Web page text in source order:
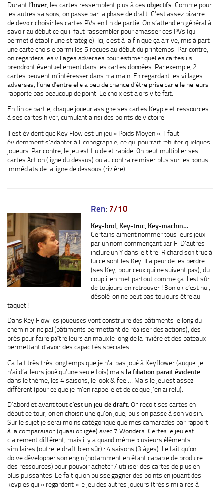
Durant l’hiver , les cartes ressemblent plus à des objectifs . Comme pour
les autres saisons, on passe par la phase de draft. C’est assez bizarre
de devoir choisir les cartes PVs en fin de partie. On s’attend en général à
savoir au début ce qu’il faut rassembler pour amasser des PVs (qui
permet d’établir une stratégie). Ici, c’est à la fin que ça arrive, mis à part
une carte choisie parmi les 5 reçues au début du printemps. Par contre,
on regardera les villages adverses pour estimer quelles cartes ils
prendront éventuellement dans les cartes données. Par exemple, 2
cartes peuvent m’intéresser dans ma main. En regardant les villages
adverses, l’une d’entre elle a peu de chance d’être prise car elle ne leurs
rapporte pas beaucoup de point. Le choix est alors vite fait.
En fin de partie, chaque joueur assigne ses cartes Keyple et ressources
à ses cartes hiver, cumulant ainsi des points de victoire
Il est évident que Key Flow est un jeu « Poids Moyen ». Il faut
évidemment s’adapter à l’iconographie, ce qui pourrait rebuter quelques
joueurs. Par contre, le jeu est fluide et rapide. On peut multiplier ses
cartes Action (ligne du dessus) ou au contraire miser plus sur les bonus
immédiats de la ligne de dessous (rivière).
Ren: 7/10
Key-brol, Key-truc, Key-machin…
Certains aiment nommer tous leurs jeux
par un nom commençant par F. D’autres
inclure un Y dans le titre. Richard son truc à
lui ce sont les Key. Il a peur de les perdre
(ses Key, pour ceux qui ne suivent pas), du
coup il en met partout comme ça il est sûr
de toujours en retrouver ! Bon ok c’est nul,
désolé, on ne peut pas toujours être au
taquet !
Dans Key Flow les joueuses vont construire des bâtiments le long du
chemin principal (bâtiments permettant de réaliser des actions), des
prés pour faire paître leurs animaux le long de la rivière et des bateaux
permettant d’avoir des capacités spéciales.
Ca fait très très longtemps que je n’ai pas joué à Keyflower (auquel je
n’ai d’ailleurs joué qu’une seule fois) mais la filiation parait évidente
dans le thème, les 4 saisons, le look & feel… Mais le jeu est assez
différent (pour ce que je m’en rappelle et de ce que j’en ai relu).
D’abord et avant toutc’est un jeu de draft . On reçoit ses cartes en
début de tour, on en choisit une qu’on joue, puis on passe à son voisin.
Sur le sujet je serai moins catégorique que mes camarades par rapport
à la comparaison (quasi obligée) avec 7 Wonders. Certes le jeu est
clairement différent, mais il y a quand même plusieurs éléments
similaires (outre le draft bien sûr) : 4 saisons (3 âges). Le fait qu’on
doive développer son engin (notamment en étant capable de produire
des ressources) pour pouvoir acheter / utiliser des cartes de plus en
plus puissantes. Le fait qu’on puisse gagner des points en jouant des
keyples qui « regardent » le jeu des autres joueurs (très similaires à